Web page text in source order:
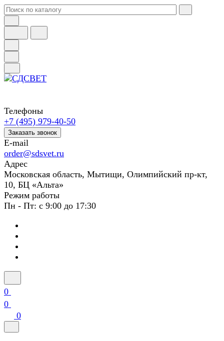
Телефоны
+7 (495) 979-40-50
Заказать звонок
E-mail
order@sdsvet.ru
Адрес
Московская область, Мытищи, Олимпийский пр-кт,
10, БЦ «Альта»
Режим работы
Пн - Пт: с 9:00 до 17:30
0
0
0